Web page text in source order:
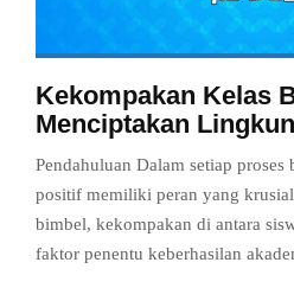
Kekompakan Kelas
Menciptakan
Pendahuluan Dalam setiap
positif memiliki peran yang
bimbel, kekompakan di antara
faktor penentu keberhasilan